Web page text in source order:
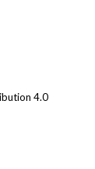
4.0